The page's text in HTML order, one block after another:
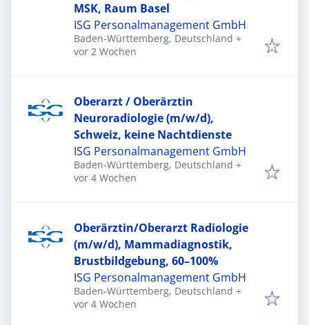
MSK, Raum Basel
ISG Personalmanagement GmbH
Baden-Württemberg, Deutschland +
Veröffentlicht:
vor 2 Wochen
Oberarzt / Oberärztin
Neuroradiologie (m/w/d),
Schweiz, keine Nachtdienste
ISG Personalmanagement GmbH
Baden-Württemberg, Deutschland +
Veröffentlicht:
vor 4 Wochen
Oberärztin/Oberarzt Radiologie
(m/w/d), Mammadiagnostik,
Brustbildgebung, 60–100%
ISG Personalmanagement GmbH
Baden-Württemberg, Deutschland +
Veröffentlicht:
vor 4 Wochen